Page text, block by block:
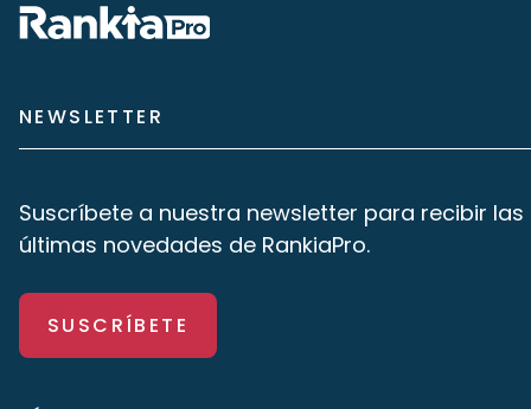
NEWSLETTER
Suscríbete a nuestra newsletter para recibir las
últimas novedades de RankiaPro.
SUSCRÍBETE